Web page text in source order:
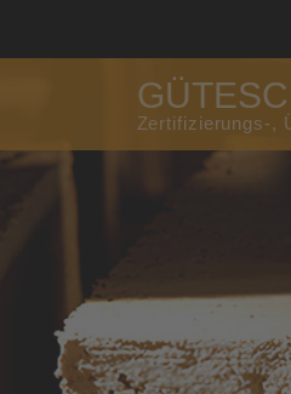
Zertifizierungs-,